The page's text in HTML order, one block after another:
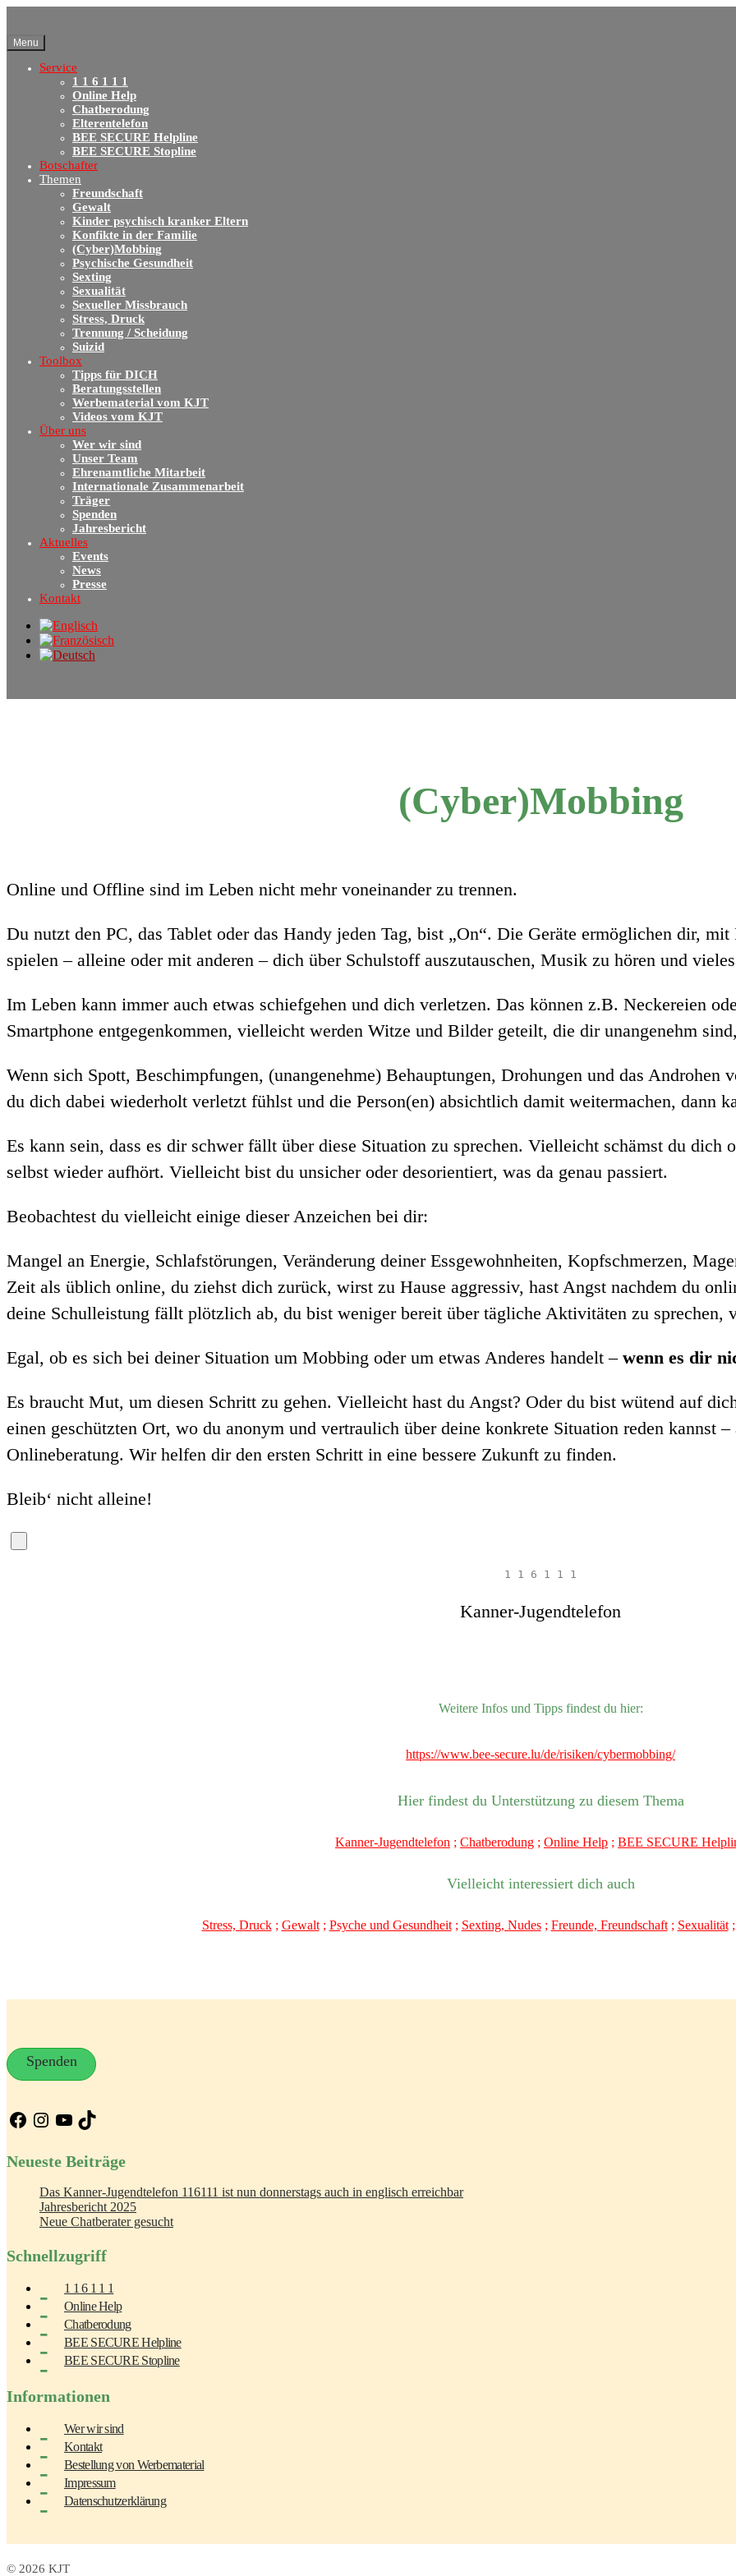
Menu
Service
1 1 6 1 1 1
Online Help
Chatberodung
Elterentelefon
BEE SECURE Helpline
BEE SECURE Stopline
Botschafter
Themen
Freundschaft
Gewalt
Kinder psychisch kranker Eltern
Konfikte in der Familie
(Cyber)Mobbing
Psychische Gesundheit
Sexting
Sexualität
Sexueller Missbrauch
Stress, Druck
Trennung / Scheidung
Suizid
Toolbox
Tipps für DICH
Beratungsstellen
Werbematerial vom KJT
Videos vom KJT
Über uns
Wer wir sind
Unser Team
Ehrenamtliche Mitarbeit
Internationale Zusammenarbeit
Träger
Spenden
Jahresbericht
Aktuelles
Events
News
Presse
Kontakt
(Cyber)Mobbing
Online und Offline sind im Leben nicht mehr voneinander zu trennen.
Du nutzt den PC, das Tablet oder das Handy jeden Tag, bist „On“. Die Geräte ermöglichen dir,
spielen – alleine oder mit anderen – dich über Schulstoff auszutauschen, Musik zu hören und
Im Leben kann immer auch etwas schiefgehen und dich verletzen. Das können z.B. Neckereien
Smartphone entgegenkommen, vielleicht werden Witze und Bilder geteilt, die dir unangenehm
Wenn sich Spott, Beschimpfungen, (unangenehme) Behauptungen, Drohungen und das Androhen
du dich dabei wiederholt verletzt fühlst und die Person(en) absichtlich damit weitermachen, dann
Es kann sein, dass es dir schwer fällt über diese Situation zu sprechen. Vielleicht schämst du dich
selbst wieder aufhört. Vielleicht bist du unsicher oder desorientiert, was da genau passiert.
Beobachtest du vielleicht einige dieser Anzeichen bei dir:
Mangel an Energie, Schlafstörungen, Veränderung deiner Essgewohnheiten, Kopfschmerzen,
Zeit als üblich online, du ziehst dich zurück, wirst zu Hause aggressiv, hast Angst nachdem du
deine Schulleistung fällt plötzlich ab, du bist weniger bereit über tägliche Aktivitäten zu sprechen,
Egal, ob es sich bei deiner Situation um Mobbing oder um etwas Anderes handelt – wenn es dir
Es braucht Mut, um diesen Schritt zu gehen. Vielleicht hast du Angst? Oder du bist wütend auf
einen geschützten Ort, wo du anonym und vertraulich über deine konkrete Situation reden kannst
Onlineberatung. Wir helfen dir den ersten Schritt in eine bessere Zukunft zu finden.
Bleib‘ nicht alleine!
1 1 6 1 1 1
Kanner-Jugendtelefon
Weitere Infos und Tipps findest du hier:
https://www.bee-secure.lu/de/risiken/cybermobbing/
Hier findest du Unterstützung zu diesem Thema
Kanner-Jugendtelefon ; Chatberodung ; Online Help ; BEE SECURE
Vielleicht interessiert dich auch
Stress, Druck; Gewalt; Psyche und Gesundheit; Sexting, Nudes; Freunde, Freundschaft; Sexualität;
Spenden
Facebook
Instagram
YouTube
TikTok
Neueste Beiträge
Das Kanner-Jugendtelefon 116111 ist nun donnerstags auch in englisch erreichbar
Jahresbericht 2025
Neue Chatberater gesucht
Schnellzugriff
1 1 6 1 1 1
Online Help
Chatberodung
BEE SECURE Helpline
BEE SECURE Stopline
Informationen
Wer wir sind
Kontakt
Bestellung von Werbematerial
Impressum
Datenschutzerklärung
© 2026 KJT